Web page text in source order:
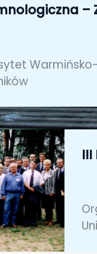
–